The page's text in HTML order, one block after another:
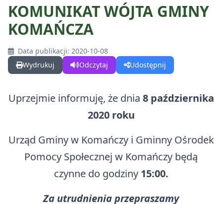
GMINA
O Gminie
Odznaka Honorowa Gminy Komańcza
Sołectwa w Gminie Komańcza
Projekty
Fundusz dróg samorządowych
DLA MIESZKAŃCÓW
Czyste Powietrze
Centralna Ewidencja Emisyjności Budynków (CEEB)
Nieodpłatna pomoc prawna
Wirtualna Komańcza
Warto zobaczyć
Materiały promocyjne
Działki na sprzedaż
KOMUNIKAT WÓJTA GMINY
KOMAŃCZA
Data publikacji: 2020-10-08
Wydrukuj
Odczytaj Udostępnij
Uprzejmie informuję, że dnia 8 października
2020 roku
Urząd Gminy w Komańczy i Gminny Ośrodek
Pomocy Społecznej w Komańczy będą
czynne do godziny 15:00.
Za utrudnienia przepraszamy